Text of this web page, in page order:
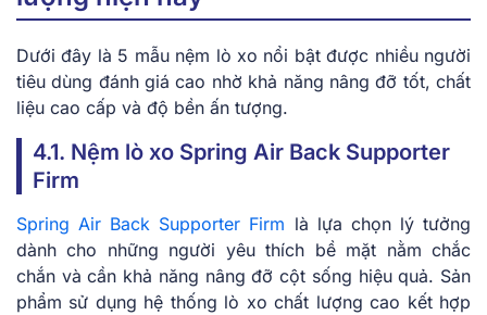
Dưới đây là 5 mẫu nệm lò xo nổi bật được nhiều người
tiêu dùng đánh giá cao nhờ khả năng nâng đỡ tốt, chất
liệu cao cấp và độ bền ấn tượng.
4.1. Nệm lò xo Spring Air Back Supporter
Firm
Spring Air Back Supporter Firm là lựa chọn lý tưởng
dành cho những người yêu thích bề mặt nằm chắc
chắn và cần khả năng nâng đỡ cột sống hiệu quả. Sản
phẩm sử dụng hệ thống lò xo chất lượng cao kết hợp